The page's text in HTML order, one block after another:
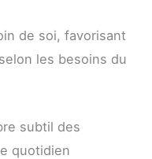
de soi, favorisant
les besoins du
subtil des
quotidien